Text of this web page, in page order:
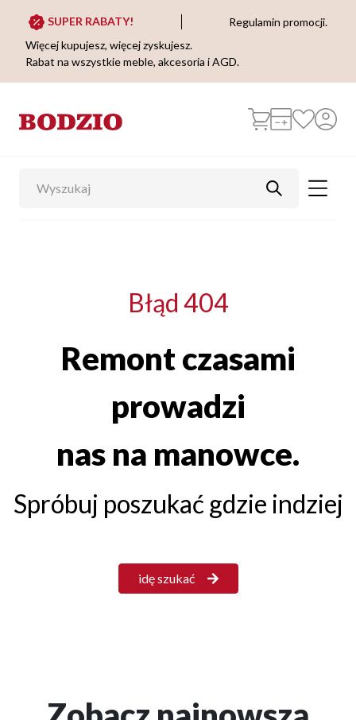
SUPER RABATY!
Regulamin promocji.
Więcej kupujesz, więcej zyskujesz.
Rabat na wszystkie meble, akcesoria i AGD.
Błąd 404
Remont czasami
prowadzi
nas na manowce.
Spróbuj poszukać gdzie indziej
idę szukać